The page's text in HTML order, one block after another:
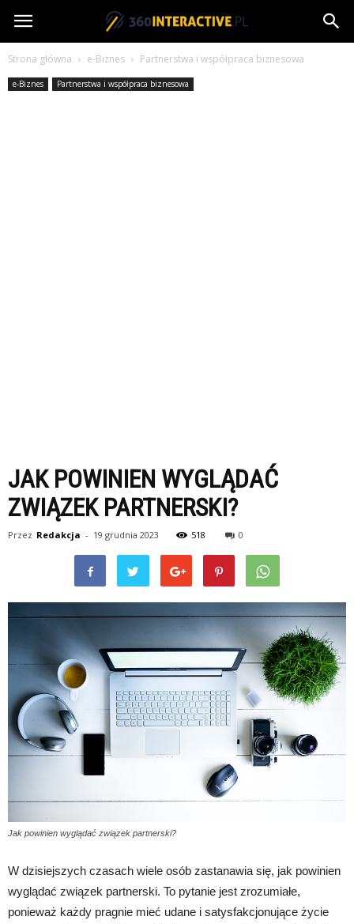
360interactive.pl
Strona główna e-Biznes Partnerstwa i współpraca biznesowa
e-Biznes Partnerstwa i współpraca biznesowa
JAK POWINIEN WYGLĄDAĆ
ZWIĄZEK PARTNERSKI?
Przez Redakcja - 19 grudnia 2023 518 0
Jak powinien wyglądać związek partnerski?
W dzisiejszych czasach wiele osób zastanawia się, jak powinien
wyglądać związek partnerski. To pytanie jest zrozumiałe,
ponieważ każdy pragnie mieć udane i satysfakcjonujące życie